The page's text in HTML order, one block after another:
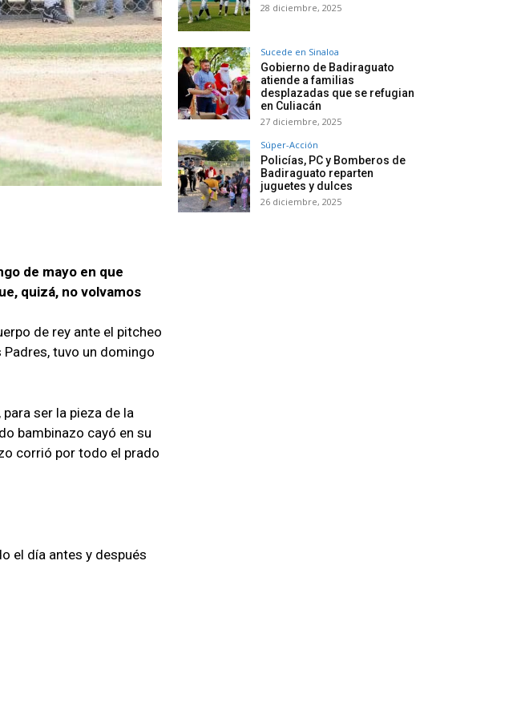
de mayo en que
quizá, no volvamos
de rey ante el pitcheo
tuvo un domingo
ser la pieza de la
bambinazo cayó en su
corrió por todo el prado
el día antes y después
28 diciembre, 2025
Sucede en Sinaloa
Gobierno de Badiraguato
atiende a familias
desplazadas que se refugian
en Culiacán
27 diciembre, 2025
Súper-Acción
Policías, PC y Bomberos de
Badiraguato reparten
juguetes y dulces
26 diciembre, 2025